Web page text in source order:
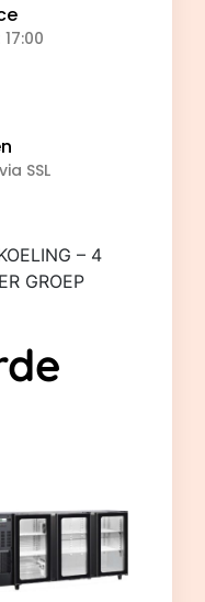
SSL
– 4
GROEP